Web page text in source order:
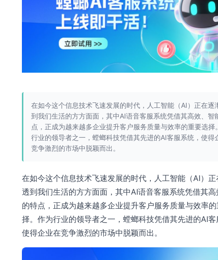
在如今这个信息技术飞速发展的时代，人工智能（AI）正在逐
到我们生活的方方面面，其中AI语音客服系统凭借其高效、智
点，正成为越来越多企业提升客户服务质量与效率的重要选择
行业的领导者之一，螳螂科技凭借其先进的AI客服系统，使得
竞争激烈的市场中脱颖而出。
在如今这个信息技术飞速发展的时代，人工智能（AI）
透到我们生活的方方面面，其中AI语音客服系统凭借其
的特点，正成为越来越多企业提升客户服务质量与效率
择。作为行业的领导者之一，螳螂科技凭借其先进的AI
使得企业在竞争激烈的市场中脱颖而出。